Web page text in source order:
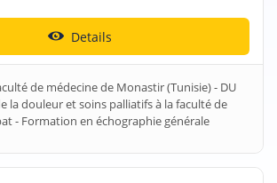
Details
de médecine de Monastir (Tunisie) - DU
la douleur et soins palliatifs à la faculté de
- Formation en échographie générale